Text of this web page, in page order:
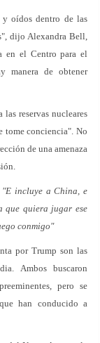
y oídos dentro de las
dijo Alexandra Bell,
en el Centro para el
manera de obtener
reservas nucleares
tome conciencia". No
de una amenaza
"E incluye a China, e
que quiera jugar ese
conmigo"
por Trump son las
Ambos buscaron
pero se
han conducido a